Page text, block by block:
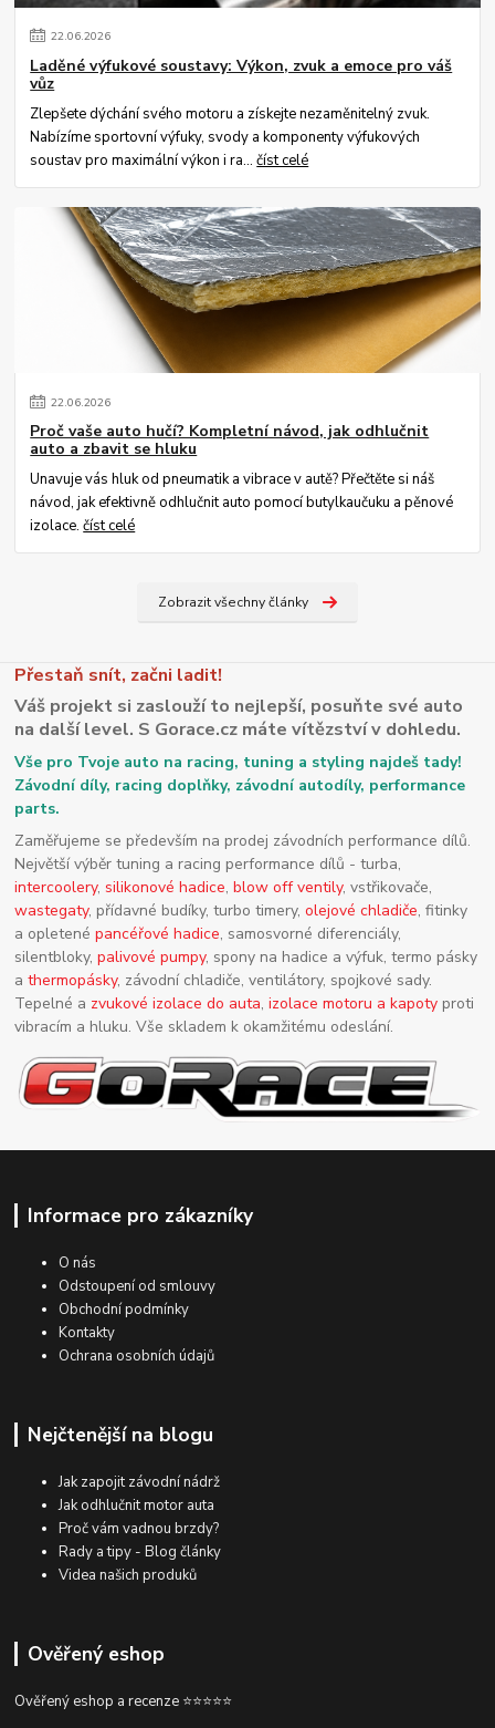
22.06.2026
Laděné výfukové soustavy: Výkon, zvuk a emoce pro váš
vůz
Zlepšete dýchání svého motoru a získejte nezaměnitelný zvuk.
Nabízíme sportovní výfuky, svody a komponenty výfukových
soustav pro maximální výkon i ra...číst celé
22.06.2026
Proč vaše auto hučí? Kompletní návod, jak odhlučnit
auto a zbavit se hluku
Unavuje vás hluk od pneumatik a vibrace v autě? Přečtěte si náš
návod, jak efektivně odhlučnit auto pomocí butylkaučuku a pěnové
izolace.číst celé
Zobrazit všechny články
Přestaň snít, začni ladit!
Váš projekt si zaslouží to nejlepší, posuňte své auto
na další level. S Gorace.cz máte vítězství v dohledu.
Vše pro Tvoje auto na racing, tuning a styling najdeš tady!
Závodní díly, racing doplňky, závodní autodíly, performance
parts.
Zaměřujeme se především na prodej závodních performance dílů.
Největší výběr tuning a racing performance dílů - turba,
intercoolery,silikonové hadice,blow off ventily, vstřikovače,
wastegaty, přídavné budíky, turbo timery,olejové chladiče, fitinky
a opletenépancéřové hadice, samosvorné diferenciály,
silentbloky,palivové pumpy, spony na hadice a výfuk, termo pásky
athermopásky, závodní chladiče, ventilátory, spojkové sady.
Tepelné a zvukové izolace do auta,izolace motoru a kapoty proti
vibracím a hluku. Vše skladem k okamžitému odeslání.
Informace pro zákazníky
O nás
Odstoupení od smlouvy
Obchodní podmínky
Kontakty
Ochrana osobních údajů
Nejčtenější na blogu
Jak zapojit závodní nádrž
Jak odhlučnit motor auta
Proč vám vadnou brzdy?
Rady a tipy - Blog články
Videa našich produků
Ověřený eshop
Ověřený eshop a recenze ⭐⭐⭐⭐⭐